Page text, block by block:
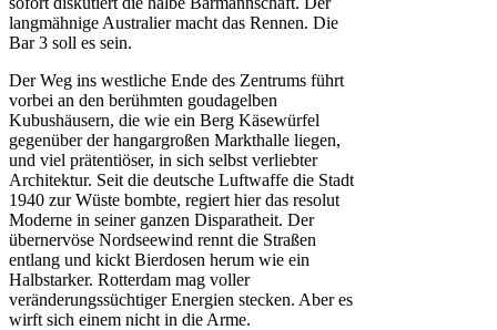
langmähnige Australier macht das Rennen. Die
Bar 3 soll es sein.
Der Weg ins westliche Ende des Zentrums führt
vorbei an den berühmten goudagelben
Kubushäusern, die wie ein Berg Käsewürfel
gegenüber der hangargroßen Markthalle liegen,
und viel prätentiöser, in sich selbst verliebter
Architektur. Seit die deutsche Luftwaffe die Stadt
1940 zur Wüste bombte, regiert hier das resolut
Moderne in seiner ganzen Disparatheit. Der
übernervöse Nordseewind rennt die Straßen
entlang und kickt Bierdosen herum wie ein
Halbstarker. Rotterdam mag voller
veränderungssüchtiger Energien stecken. Aber es
wirft sich einem nicht in die Arme.